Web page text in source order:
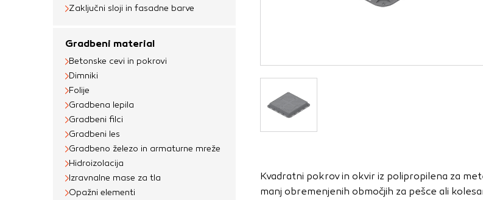
Zaključni sloji in fasadne barve
Gradbeni material
Betonske cevi in pokrovi
Dimniki
Folije
Gradbena lepila
Gradbeni filci
Gradbeni les
Gradbeno železo in armaturne mreže
Hidroizolacija
Izravnalne mase za tla
Opažni elementi
Kvadratni pokrov in okvir iz polipropilena za
manj obremenjenih območjih za pešce ali
Obvezni piškotki
Ti piškotki so nujni za delovanje spletnega mesta, zato jih v naših
Običajno so nastavljeni samo kot odziv na vaša dejanja, ki vodijo
nastavitev zasebnosti, prijava ali izpolnjevanje obrazcev. Na voljo
blokira te piškotke ali vas opozori na njih. V tem primeru nekateri
Piškotki za učinkovitost delovanja
S temi piškotki štejemo obiske in izvor prometa, da lahko merimo
priljubljena, in opazujemo, kako se obiskovalci pomikajo po
zbirajo, so združeni in anonimni. Če uporabo teh piškotkov